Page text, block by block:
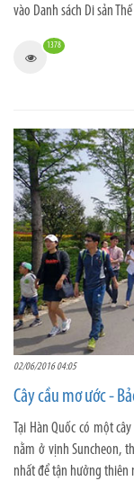
vào Danh sách Di sản
1378
02/06/2016 04:05
Cây cầu mơ ước -
Tại Hàn Quốc có một
nằm ở vịnh Suncheon,
nhất để tận hưởng thiên